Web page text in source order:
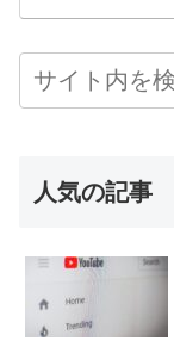
人気の記事